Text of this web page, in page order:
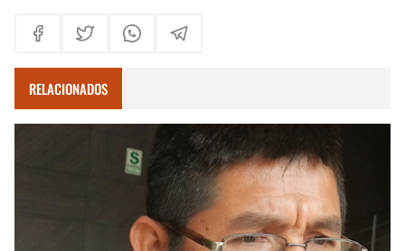
RELACIONADOS